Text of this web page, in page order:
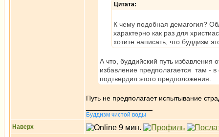
Цитата:
К чему подобная демагогия?
характерно как раз для
хотите написать, что буддизм
А что, буддийский путь избавления
избавление предполагается там -
подтвердил этого предположения.
Путь не предполагает испытывание
Буддизм чистой воды
Наверх